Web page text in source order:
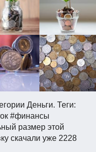
Деньги. Теги:
#финансы
размер этой
скачали уже 2228